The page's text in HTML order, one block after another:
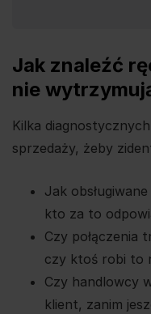
Jak znaleźć
nie
Kilka
sprzedaży, żeby
Jak
kto za to
Czy połączenia
czy ktoś robi to
Czy handlowcy
klient, zanim